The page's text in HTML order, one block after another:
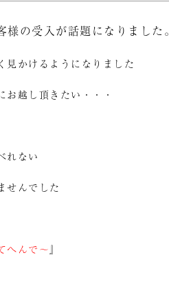
の受入が話題になりました。
見かけるようになりました
越し頂きたい・・・
れない
せんでした
へんで～ 』